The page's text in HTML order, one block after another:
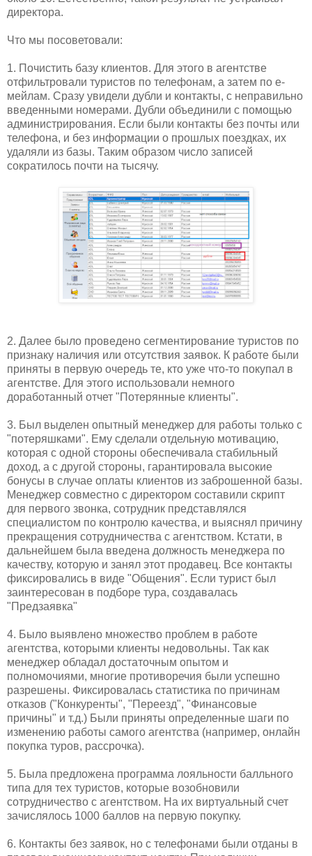
директора.
Что мы посоветовали:
1. Почистить базу клиентов. Для этого в агентстве
отфильтровали туристов по телефонам, а затем по е-
мейлам. Сразу увидели дубли и контакты, с неправильно
введенными номерами. Дубли объединили с помощью
администрирования. Если были контакты без почты или
телефона, и без информации о прошлых поездках, их
удаляли из базы. Таким образом число записей
сократилось почти на тысячу.
2. Далее было проведено сегментирование туристов по
признаку наличия или отсутствия заявок. К работе были
приняты в первую очередь те, кто уже что-то покупал в
агентстве. Для этого использовали немного
доработанный отчет "Потерянные клиенты".
3. Был выделен опытный менеджер для работы только с
"потеряшками". Ему сделали отдельную мотивацию,
которая с одной стороны обеспечивала стабильный
доход, а с другой стороны, гарантировала высокие
бонусы в случае оплаты клиентов из заброшенной базы.
Менеджер совместно с директором составили скрипт
для первого звонка, сотрудник представлялся
специалистом по контролю качества, и выяснял причину
прекращения сотрудничества с агентством. Кстати, в
дальнейшем была введена должность менеджера по
качеству, которую и занял этот продавец. Все контакты
фиксировались в виде "Общения". Если турист был
заинтересован в подборе тура, создавалась
"Предзаявка"
4. Было выявлено множество проблем в работе
агентства, которыми клиенты недовольны. Так как
менеджер обладал достаточным опытом и
полномочиями, многие противоречия были успешно
разрешены. Фиксировалась статистика по причинам
отказов ("Конкуренты", "Переезд", "Финансовые
причины" и т.д.) Были приняты определенные шаги по
изменению работы самого агентства (например, онлайн
покупка туров, рассрочка).
5. Была предложена программа лояльности балльного
типа для тех туристов, которые возобновили
сотрудничество с агентством. На их виртуальный счет
зачислялось 1000 баллов на первую покупку.
6. Контакты без заявок, но с телефонами были отданы в